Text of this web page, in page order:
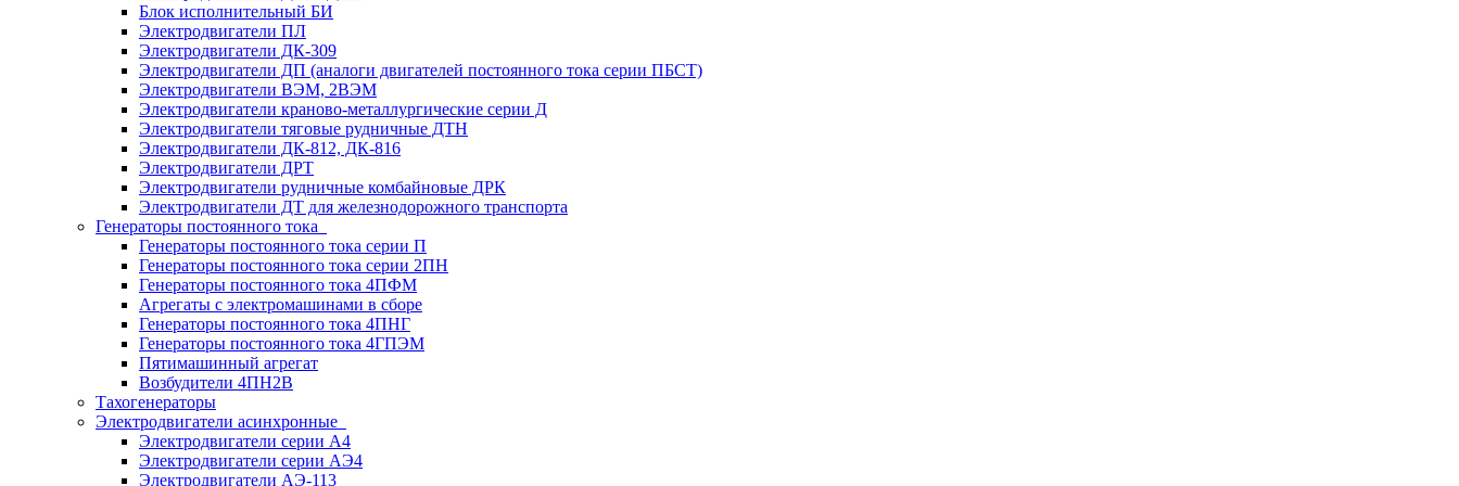
Блок исполнительный БИ
Электродвигатели ПЛ
Электродвигатели ДК-309
Электродвигатели ДП (аналоги двигателей постоянного тока серии ПБСТ)
Электродвигатели ВЭМ, 2ВЭМ
Электродвигатели краново-металлургические серии Д
Электродвигатели тяговые рудничные ДТН
Электродвигатели ДК-812, ДК-816
Электродвигатели ДРТ
Электродвигатели рудничные комбайновые ДРК
Электродвигатели ДТ для железнодорожного транспорта
Генераторы постоянного тока
Генераторы постоянного тока серии П
Генераторы постоянного тока серии 2ПН
Генераторы постоянного тока 4ПФМ
Агрегаты с электромашинами в сборе
Генераторы постоянного тока 4ПНГ
Генераторы постоянного тока 4ГПЭМ
Пятимашинный агрегат
Возбудители 4ПН2В
Тахогенераторы
Электродвигатели асинхронные
Электродвигатели серии А4
Электродвигатели серии АЭ4
Электродвигатели АЭ-113